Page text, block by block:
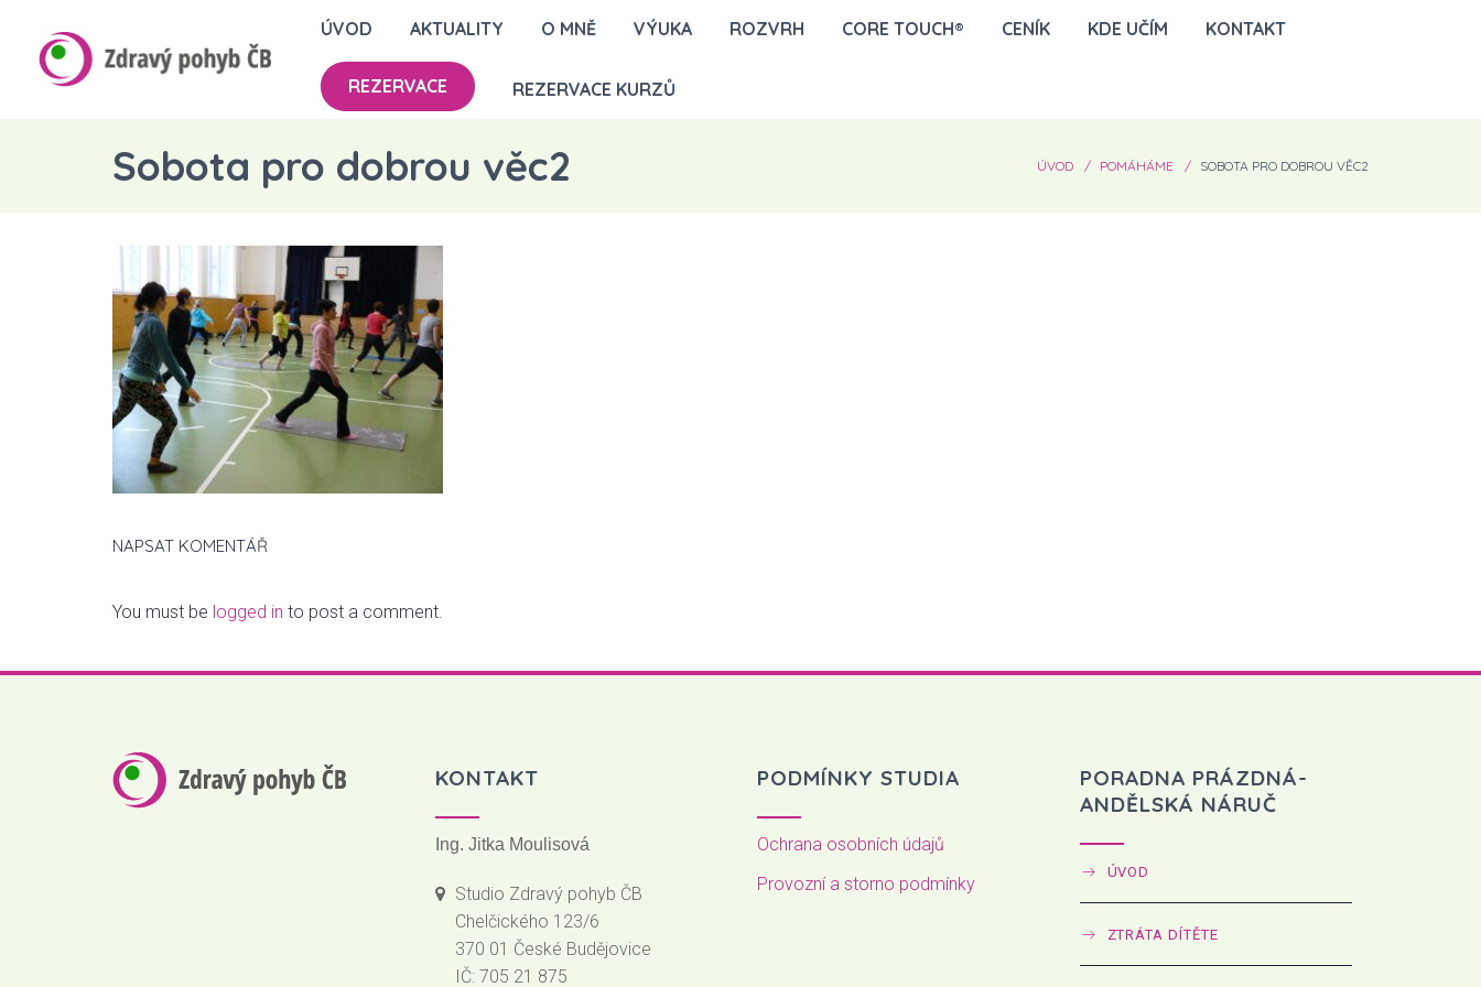
ÚVOD AKTUALITY O MNĚ VÝUKA ROZVRH CORE TOUCH® CENÍK KDE UČÍM KONTAKT
REZERVACE REZERVACE KURZŮ
Sobota pro dobrou věc2 ÚVOD POMÁHÁME SOBOTA PRO DOBROU VĚC2
NAPSAT KOMENTÁŘ
You must be logged in to post a comment.
KONTAKT
Ing. Jitka Moulisová
Studio Zdravý pohyb ČB
Chelčického 123/6
370 01 České Budějovice
IČ: 705 21 875
PODMÍNKY STUDIA
Ochrana osobních údajů
Provozní a storno podmínky
PORADNA PRÁZDNÁ-
ANDĚLSKÁ NÁRUČ
ÚVOD
ZTRÁTA DÍTĚTE